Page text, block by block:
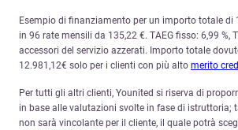
Esempio di finanziamento per un importo totale di
in 96 rate mensili da 135,22 €. TAEG fisso: 6,99 %,
accessori del servizio azzerati. Importo totale
12.981,12€ solo per i clienti con più alto merito
Per tutti gli altri clienti, Younited si riserva di
in base alle valutazioni svolte in fase di istruttoria;
non sarà vincolante per il cliente, il quale potrà